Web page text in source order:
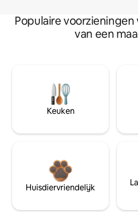
Populaire
van een
Keuken
Huisdiervriendelijk